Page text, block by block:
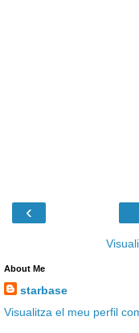
‹
About Me
starbase
Visualitza el meu perfil